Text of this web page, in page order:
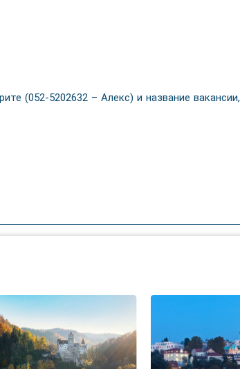
(052-5202632 – Алекс) и название вакансии,